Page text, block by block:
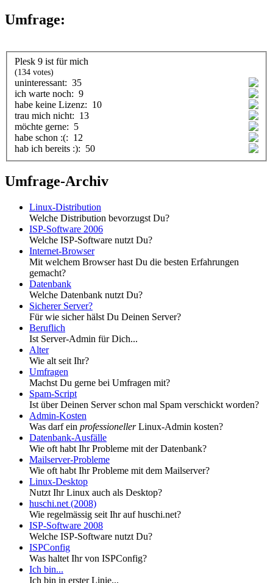
Umfrage:
Plesk 9 ist für mich
(134 votes)
uninteressant: 35
ich warte noch: 9
habe keine Lizenz: 10
trau mich nicht: 13
möchte gerne: 5
habe schon :(: 12
hab ich bereits :): 50
Umfrage-Archiv
Linux-Distribution
Welche Distribution bevorzugst Du?
ISP-Software 2006
Welche ISP-Software nutzt Du?
Internet-Browser
Mit welchem Browser hast Du die besten Erfahrungen
gemacht?
Datenbank
Welche Datenbank nutzt Du?
Sicherer Server?
Für wie sicher hälst Du Deinen Server?
Beruflich
Ist Server-Admin für Dich...
Alter
Wie alt seit Ihr?
Umfragen
Machst Du gerne bei Umfragen mit?
Spam-Script
Ist über Deinen Server schon mal Spam verschickt worden?
Admin-Kosten
Was darf ein professionellerLinux-Admin kosten?
Datenbank-Ausfälle
Wie oft habt Ihr Probleme mit der Datenbank?
Mailserver-Probleme
Wie oft habt Ihr Probleme mit dem Mailserver?
Linux-Desktop
Nutzt Ihr Linux auch als Desktop?
huschi.net (2008)
Wie regelmässig seit Ihr auf huschi.net?
ISP-Software 2008
Welche ISP-Software nutzt Du?
ISPConfig
Was haltet Ihr von ISPConfig?
Ich bin...
Ich bin in erster Linie...